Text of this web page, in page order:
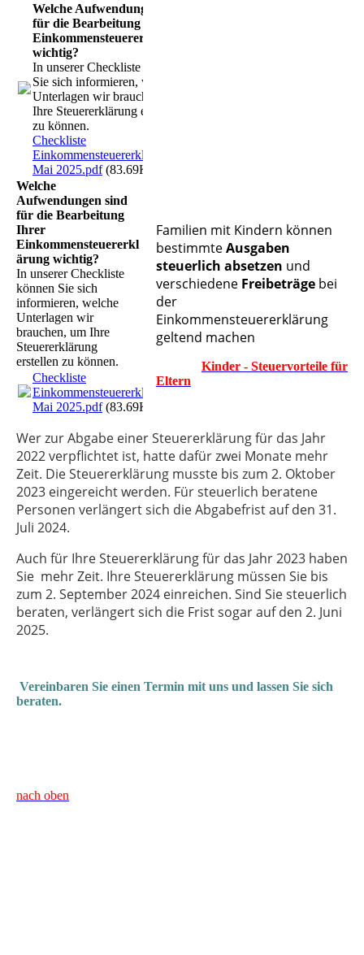
Welche Aufwendungen sind
für die Bearbeitung Ihrer
Einkommensteuererklärung
wichtig?
In unserer Checkliste können
Sie sich informieren, welche
Unterlagen wir brauchen, um
Ihre Steuererklärung erstellen
zu können.
Checkliste
Einkommensteuererklärung
Mai 2025.pdf(83.69KB)
Welche
Aufwendungen sind
für die Bearbeitung
Ihrer
Einkommensteuererkl
ärung wichtig?
In unserer Checkliste
können Sie sich
informieren, welche
Unterlagen wir
brauchen, um Ihre
Steuererklärung
erstellen zu können.
Checkliste
Einkommensteuererklärung
Mai 2025.pdf(83.69KB)
Familien mit Kindern können
bestimmteAusgaben
steuerlich absetzen und
verschiedene Freibeträgebei
der
Einkommensteuererklärung
geltend machen
Kinder - Steuervorteile für
Eltern
Wer zur Abgabe einer Steuererklärung für das Jahr
2022 verpflichtet ist, hatte dafür zwei Monate mehr
Zeit. Die Steuererklärung musste bis zum 2. Oktober
2023 eingereicht werden. Für steuerlich beratene
Personen verlängert sich die Abgabefrist auf den 31.
Juli 2024.
Auch für Ihre Steuererklärung für das Jahr 2023 haben
Sie mehr Zeit. Ihre Steuererklärung müssen Sie bis
zum 2. September 2024 einreichen. Sind Sie steuerlich
beraten, verlängert sich die Frist sogar auf den 2. Juni
2025.
Vereinbaren Sie einen Termin mit uns und lassen Sie sich
beraten.
nach oben